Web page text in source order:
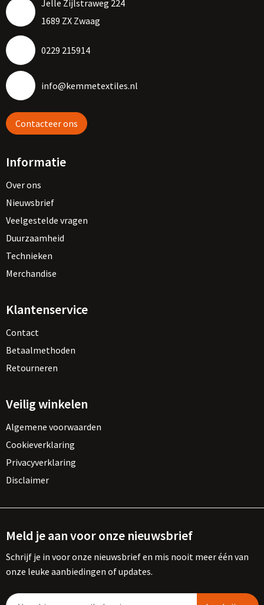
Jelle Zijlstraweg 224
1689 ZX Zwaag
0229 215914
info@kemmetextiles.nl
Contacteer ons
Informatie
Over ons
Nieuwsbrief
Veelgestelde vragen
Duurzaamheid
Technieken
Merchandise
Klantenservice
Contact
Betaalmethoden
Retourneren
Veilig winkelen
Algemene voorwaarden
Cookieverklaring
Privacyverklaring
Disclaimer
Meld je aan voor onze nieuwsbrief
Schrijf je in voor onze nieuwsbrief en mis nooit meer één van
onze leuke aanbiedingen of updates.